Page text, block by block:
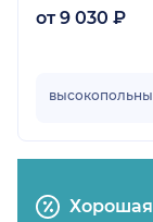
от 9 030 ₽